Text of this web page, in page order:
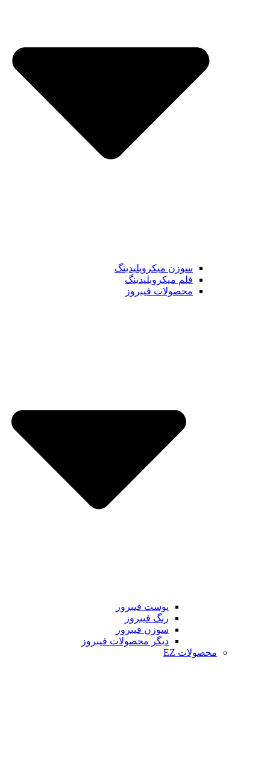
سوزن میکروبلیدینگ
قلم میکروبلیدینگ
محصولات فیبروز
پوست فیبروز
رنگ فیبروز
سوزن فیبروز
دیگر محصولات فیبروز
محصولات EZ